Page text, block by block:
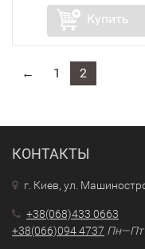
Купить
← 1 2
КОНТАКТЫ
г. Киев, ул.
+38(068)433 0663
+38(066)094 4737 Пн—Пт